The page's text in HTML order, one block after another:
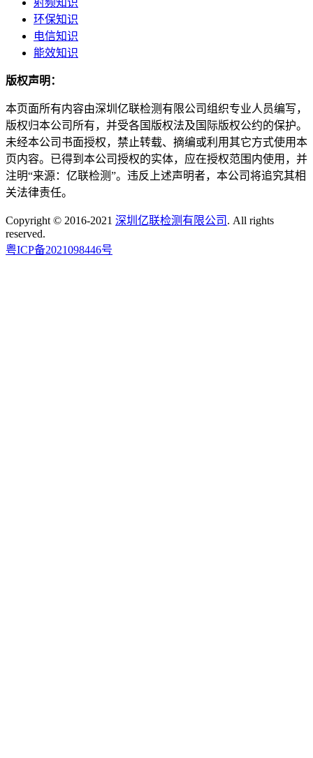
射频知识
环保知识
电信知识
能效知识
版权声明：
本页面所有内容由深圳亿联检测有限公司组织专业人员编写，
版权归本公司所有，并受各国版权法及国际版权公约的保护。
未经本公司书面授权，禁止转载、摘编或利用其它方式使用本
页内容。已得到本公司授权的实体，应在授权范围内使用，并
注明“来源：亿联检测”。违反上述声明者，本公司将追究其相
关法律责任。
Copyright © 2016-2021 深圳亿联检测有限公司 . All rights
reserved.
粤ICP备2021098446号